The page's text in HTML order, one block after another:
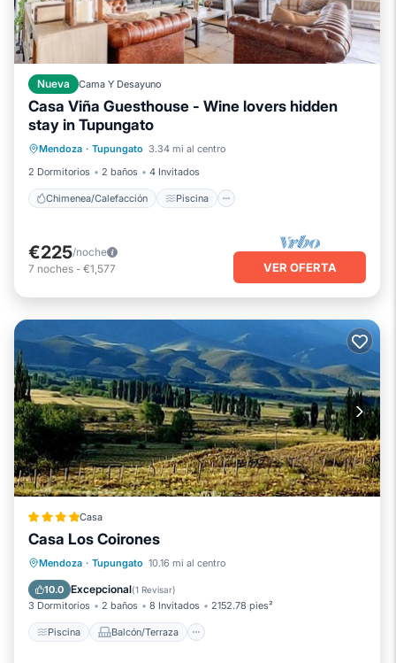
Nueva Cama Y Desayuno
Casa Viña Guesthouse - Wine lovers hidden
stay in Tupungato
Mendoza · Tupungato 3.34 mi al centro
2 Dormitorios
2 baños 4 Invitados
Chimenea/Calefacción Piscina
Chimenea/Calefacción
Balcón/Terraza
Cocina
€225/noche
7 noches - €1,577 VER OFERTA
Casa
Casa Los Coirones
Mendoza · Tupungato 10.16 mi al centro
10.0 Excepcional(1 Revisar)
3 Dormitorios 2 baños 8 Invitados 2152.78 pies²
Piscina Balcón/Terraza
Piscina Balcón/Terraza
Aparcamiento